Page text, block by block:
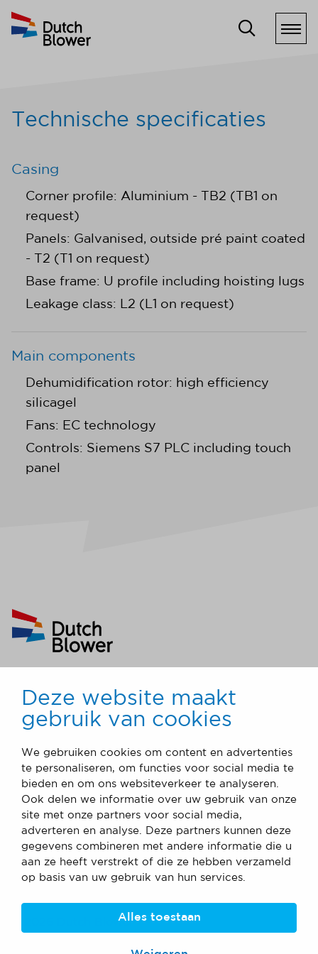
Deze website maakt
gebruik van cookies
We gebruiken cookies om content en advertenties
te personaliseren, om functies voor social media te
bieden en om ons websiteverkeer te analyseren.
Ook delen we informatie over uw gebruik van onze
site met onze partners voor social media,
adverteren en analyse. Deze partners kunnen deze
gegevens combineren met andere informatie die u
aan ze heeft verstrekt of die ze hebben verzameld
op basis van uw gebruik van hun services.
Alles toestaan
Technische specificaties
Casing
Corner profile: Aluminium - TB2 (TB1 on
request)
Panels: Galvanised, outside pré paint coated
- T2 (T1 on request)
Base frame: U profile including hoisting lugs
Leakage class: L2 (L1 on request)
Main components
Dehumidification rotor: high efficiency
silicagel
Fans: EC technology
Controls: Siemens S7 PLC including touch
panel
+31 (0) 546 - 576400
info@dutch-blower.nl
BEZOEK ONS
Bedrijvenpark Twente 52
7602 KC Almelo
Nederland
SNEL NAAR
Dutch Blower